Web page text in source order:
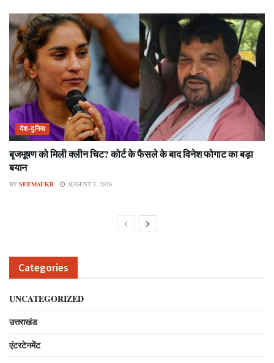
देश-दुनिया
बृजभूषण को मिली क्लीन चिट? कोर्ट के फैसले के बाद विनेश फोगाट का बड़ा
बयान
BY SEEMAUKB AUGUST 3, 2026
Categories
UNCATEGORIZED
उत्तराखंड
एंटरटेनमेंट